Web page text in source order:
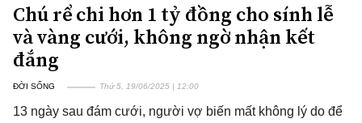
Chú rể chi hơn 1 tỷ đồng cho sính lễ
và vàng cưới, không ngờ nhận kết
đắng
ĐỜI SỐNG Thứ 5, 19/06/2025 | 12:00
13 ngày sau đám cưới, người vợ biến mất không lý do để